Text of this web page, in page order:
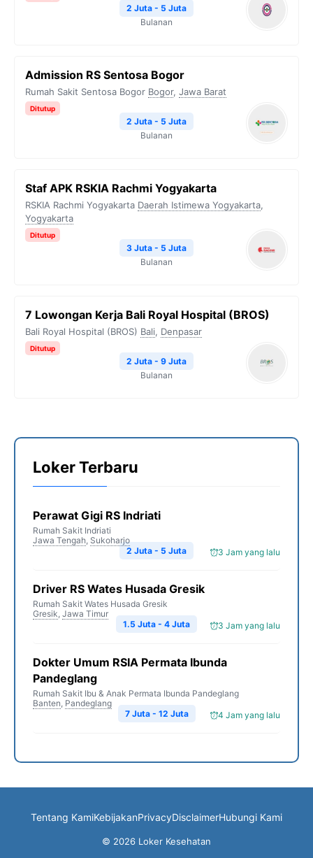
2 Juta - 5 Juta
Bulanan
Admission RS Sentosa Bogor
Rumah Sakit Sentosa Bogor Bogor, Jawa Barat
Ditutup
2 Juta - 5 Juta
Bulanan
Staf APK RSKIA Rachmi Yogyakarta
RSKIA Rachmi Yogyakarta Daerah Istimewa Yogyakarta,
Yogyakarta
Ditutup
3 Juta - 5 Juta
Bulanan
7 Lowongan Kerja Bali Royal Hospital (BROS)
Bali Royal Hospital (BROS) Bali, Denpasar
Ditutup
2 Juta - 9 Juta
Bulanan
Loker Terbaru
Perawat Gigi RS Indriati
Rumah Sakit Indriati
Jawa Tengah, Sukoharjo
3 Jam yang lalu
2 Juta - 5 Juta
Driver RS Wates Husada Gresik
Rumah Sakit Wates Husada Gresik
Gresik, Jawa Timur
3 Jam yang lalu
1.5 Juta - 4 Juta
Dokter Umum RSIA Permata Ibunda
Pandeglang
Rumah Sakit Ibu & Anak Permata Ibunda Pandeglang
Banten, Pandeglang
4 Jam yang lalu
7 Juta - 12 Juta
Tentang KamiKebijakanPrivacyDisclaimerHubungi Kami
© 2026 Loker Kesehatan